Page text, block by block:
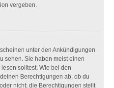
vergeben.
unter den Ankündigungen
sehen. Sie haben meist einen
solltest. Wie bei den
Berechtigungen ab, ob du
nicht; die Berechtigungen stellt